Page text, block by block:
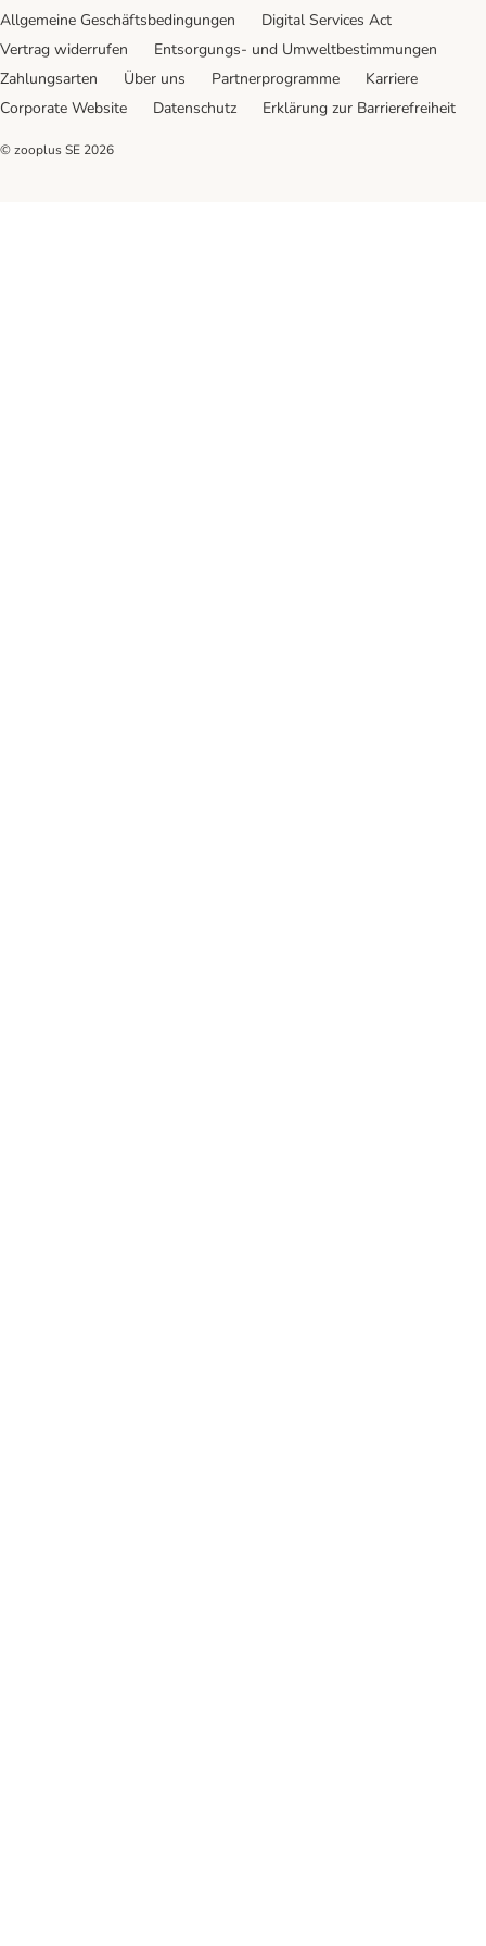
Allgemeine Geschäftsbedingungen
Digital Services Act
Vertrag widerrufen
Entsorgungs- und Umweltbestimmungen
Zahlungsarten
Über uns Partnerprogramme
Karriere
Corporate Website
Datenschutz Erklärung zur Barrierefreiheit
© zooplus SE 2026